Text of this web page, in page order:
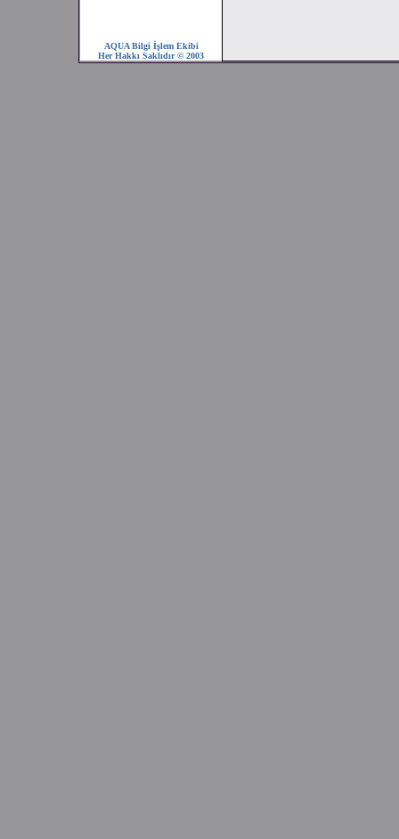
AQUA Bilgi İşlem Ekibi
Her Hakkı Saklıdır © 2003